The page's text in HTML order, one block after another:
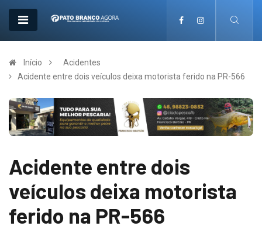
Início
Acidentes
Acidente entre dois veículos deixa motorista ferido na PR-566
Acidente entre dois
veículos deixa motorista
ferido na PR-566